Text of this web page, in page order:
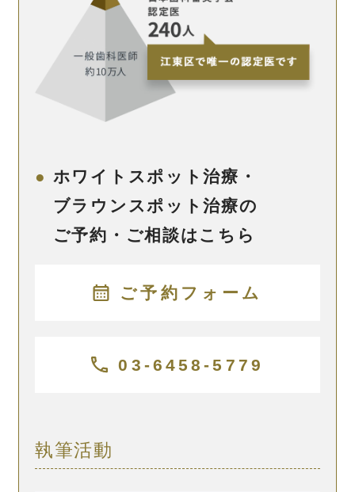
ホワイトスポット治療・
ブラウンスポット治療の
ご予約・ご相談はこちら
ご予約フォーム
03-6458-5779
執筆活動